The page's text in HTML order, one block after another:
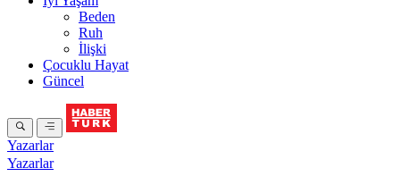
Beden
Ruh
İlişki
Çocuklu Hayat
Güncel
Yazarlar
Yazarlar